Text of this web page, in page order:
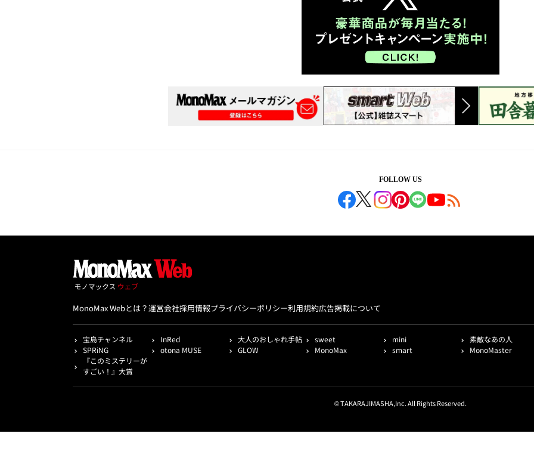
FOLLOW US
MonoMax Webとは？運営会社採用情報プライバシーポリシー利用規約広告掲載について
宝島チャンネル InRed 大人のおしゃれ手帖 sweet mini
素敵なあの人
SPRiNG
otona MUSE GLOW MonoMax smart
MonoMaster
『このミステリーが
すごい！』大賞
© TAKARAJIMASHA,Inc. All Rights Reserved.